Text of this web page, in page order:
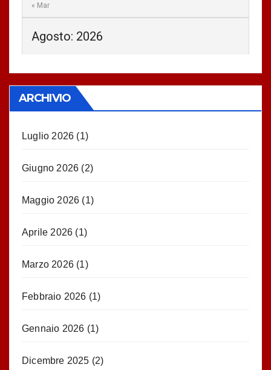
Agosto: 2026
« Mar
ARCHIVIO
Luglio 2026 (1)
Giugno 2026 (2)
Maggio 2026 (1)
Aprile 2026 (1)
Marzo 2026 (1)
Febbraio 2026 (1)
Gennaio 2026 (1)
Dicembre 2025 (2)